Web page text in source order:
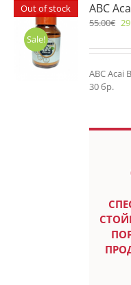
Out of stock
Sale!
ABC
55.00€
ABC Acai
30 бр.